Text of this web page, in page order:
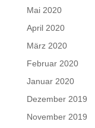
Mai 2020
April 2020
März 2020
Februar 2020
Januar 2020
Dezember 2019
November 2019